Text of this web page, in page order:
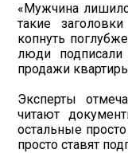
«Мужчина
такие
копнуть
люди
продажи
Эксперты
читают
остальные
просто ставят